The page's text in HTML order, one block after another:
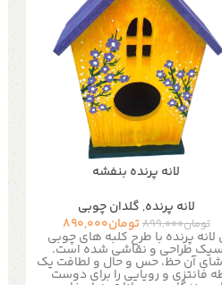
لانه پرنده بنفشه
لانه پرنده, گلدان چوبی
تومان899,000تومان890,000
لانه پرنده با طرح کلبه های چوبی
طراحی و نقاشی شده است.
آن حظ، حس و حال و لطافت یک
فانتزی و رویایی را برای دوست